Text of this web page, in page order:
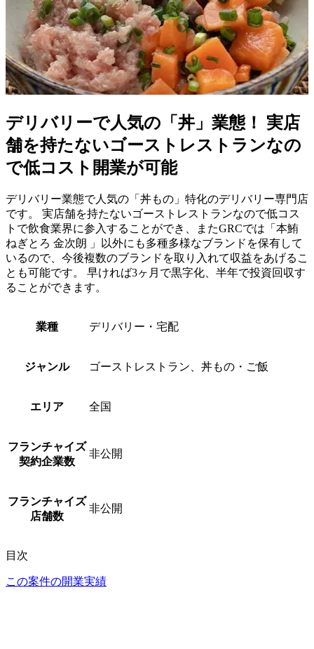
デリバリーで人気の「丼」業態！ 実店
舗を持たないゴーストレストランなの
で低コスト開業が可能
デリバリー業態で人気の「丼もの」特化のデリバリー専門店
です。 実店舗を持たないゴーストレストランなので低コス
トで飲食業界に参入することができ、またGRCでは「本鮪
ねぎとろ 金次朗 」以外にも多種多様なブランドを保有して
いるので、今後複数のブランドを取り入れて収益をあげるこ
とも可能です。 早ければ3ヶ月で黒字化、半年で投資回収す
ることができます。
業種 デリバリー・宅配
ジャンル ゴーストレストラン、丼もの・ご飯
エリア 全国
フランチャイズ
契約企業数
非公開
フランチャイズ
店舗数
非公開
目次
この案件の開業実績